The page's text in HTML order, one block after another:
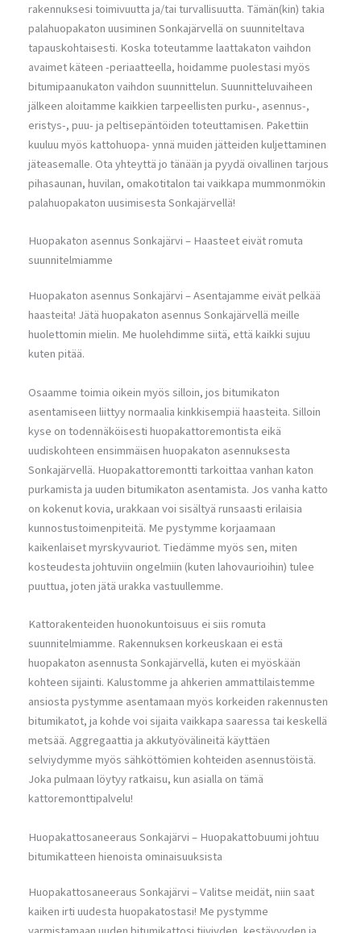
rakennuksesi toimivuutta ja/tai turvallisuutta. Tämän(kin) takia
palahuopakaton uusiminen Sonkajärvellä on suunniteltava
tapauskohtaisesti. Koska toteutamme laattakaton vaihdon
avaimet käteen -periaatteella, hoidamme puolestasi myös
bitumipaanukaton vaihdon suunnittelun. Suunnitteluvaiheen
jälkeen aloitamme kaikkien tarpeellisten purku-, asennus-,
eristys-, puu- ja peltisepäntöiden toteuttamisen. Pakettiin
kuuluu myös kattohuopa- ynnä muiden jätteiden kuljettaminen
jäteasemalle. Ota yhteyttä jo tänään ja pyydä oivallinen tarjous
pihasaunan, huvilan, omakotitalon tai vaikkapa mummonmökin
palahuopakaton uusimisesta Sonkajärvellä!
Huopakaton asennus Sonkajärvi – Haasteet eivät romuta
suunnitelmiamme
Huopakaton asennus Sonkajärvi – Asentajamme eivät pelkää
haasteita! Jätä huopakaton asennus Sonkajärvellä meille
huolettomin mielin. Me huolehdimme siitä, että kaikki sujuu
kuten pitää.
Osaamme toimia oikein myös silloin, jos bitumikaton
asentamiseen liittyy normaalia kinkkisempiä haasteita. Silloin
kyse on todennäköisesti huopakattoremontista eikä
uudiskohteen ensimmäisen huopakaton asennuksesta
Sonkajärvellä. Huopakattoremontti tarkoittaa vanhan katon
purkamista ja uuden bitumikaton asentamista. Jos vanha katto
on kokenut kovia, urakkaan voi sisältyä runsaasti erilaisia
kunnostustoimenpiteitä. Me pystymme korjaamaan
kaikenlaiset myrskyvauriot. Tiedämme myös sen, miten
kosteudesta johtuviin ongelmiin (kuten lahovaurioihin) tulee
puuttua, joten jätä urakka vastuullemme.
Kattorakenteiden huonokuntoisuus ei siis romuta
suunnitelmiamme. Rakennuksen korkeuskaan ei estä
huopakaton asennusta Sonkajärvellä, kuten ei myöskään
kohteen sijainti. Kalustomme ja ahkerien ammattilaistemme
ansiosta pystymme asentamaan myös korkeiden rakennusten
bitumikatot, ja kohde voi sijaita vaikkapa saaressa tai keskellä
metsää. Aggregaattia ja akkutyövälineitä käyttäen
selviydymme myös sähköttömien kohteiden asennustöistä.
Joka pulmaan löytyy ratkaisu, kun asialla on tämä
kattoremonttipalvelu!
Huopakattosaneeraus Sonkajärvi – Huopakattobuumi johtuu
bitumikatteen hienoista ominaisuuksista
Huopakattosaneeraus Sonkajärvi – Valitse meidät, niin saat
kaiken irti uudesta huopakatostasi! Me pystymme